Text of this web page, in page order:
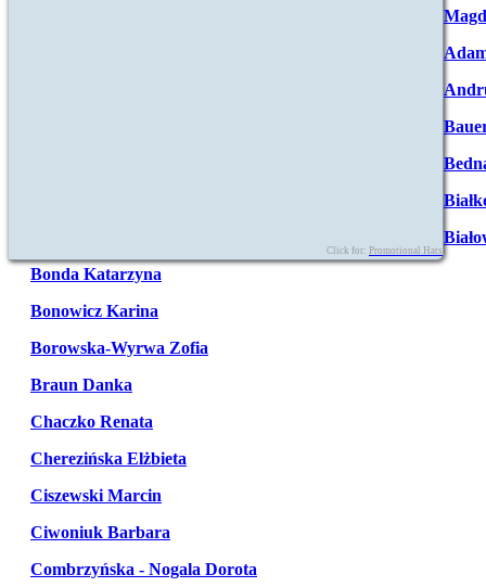
Click for: Promotional Hats
Bonda Katarzyna
Bonowicz Karina
Borowska-Wyrwa Zofia
Braun Danka
Chaczko Renata
Cherezińska Elżbieta
Ciszewski Marcin
Ciwoniuk Barbara
Combrzyńska - Nogala Dorota